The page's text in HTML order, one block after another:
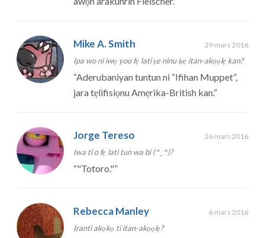
Mike A. Smith 29 mars 2016
Ipa wo ni iwọ yoo fẹ lati ṣe ninu iṣẹ itan-akọọlẹ kan?
“Aderubaniyan tuntun ni “Ifihan Muppet”,
jara tẹlifisiọnu Amẹrika-British kan.”
Jorge Tereso 26 mars 2016
Iwa ti o fẹ lati tun wa bi (^_^)?
“"Totoro."”
Rebecca Manley 6 mars 2016
Iranti akọkọ ti itan-akọọlẹ?